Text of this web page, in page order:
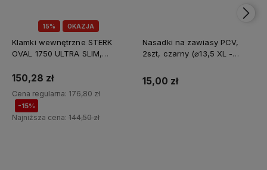
15% OKAZJA
Klamki wewnętrzne STERK
OVAL 1750 ULTRA SLIM,
150,28 zł
Cena regularna: 176,80 zł
-15%
Najniższa cena: 144,50 zł
Nasadki na zawiasy PCV,
2szt, czarny (⌀13,5 XL -
15,00 zł